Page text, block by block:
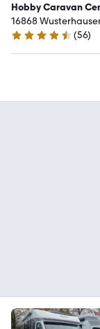
Hobby Caravan
16868
4.7 Sterne
(56)